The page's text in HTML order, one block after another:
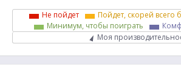
Не пойдет
Пойдет, скорей всего
Минимум, чтобы поиграть
Моя